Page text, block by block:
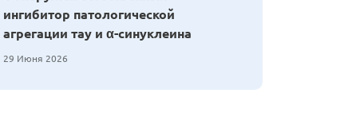
ингибитор патологической
агрегации тау и α-синуклеина
29 Июня 2026